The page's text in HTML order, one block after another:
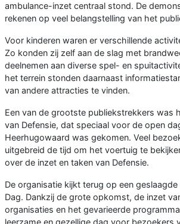
ambulance-inzet centraal stond. De
rekenen op veel belangstelling van het
Voor kinderen waren er verschillende
Zo konden zij zelf aan de slag met
deelnemen aan diverse spel- en
het terrein stonden daarnaast
van andere attracties te vinden.
Een van de grootste publiekstrekkers was
van Defensie, dat speciaal voor de open
Heerhugowaard was gekomen. Veel
uitgebreid de tijd om het voertuig te
over de inzet en taken van Defensie.
De organisatie kijkt terug op een
Dag. Dankzij de grote opkomst, de inzet
organisaties en het gevarieerde
leerzame en gezellige dag voor bezoekers